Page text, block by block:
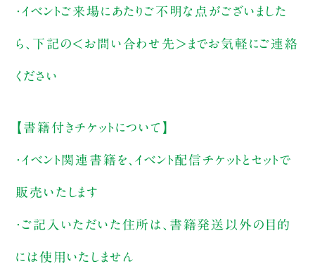
・イベントご来場にあたりご不明な点がございました
ら、下記の＜お問い合わせ先＞までお気軽にご連絡
ください
【書籍付きチケットについて】
・イベント関連書籍を、イベント配信チケットとセットで
販売いたします
・ご記入いただいた住所は、書籍発送以外の目的
には使用いたしません